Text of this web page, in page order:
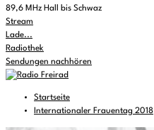
89,6 MHz Hall bis Schwaz
Stream
Lade...
Radiothek
Sendungen nachhören
Startseite
Internationaler Frauentag 2018